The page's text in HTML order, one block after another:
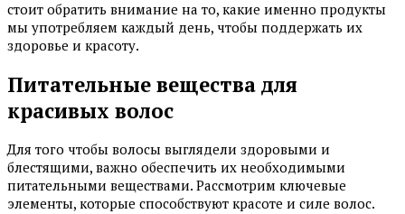
стоит обратить внимание на то, какие именно продукты
мы употребляем каждый день, чтобы поддержать их
здоровье и красоту.
Питательные вещества для
красивых волос
Для того чтобы волосы выглядели здоровыми и
блестящими, важно обеспечить их необходимыми
питательными веществами. Рассмотрим ключевые
элементы, которые способствуют красоте и силе волос.